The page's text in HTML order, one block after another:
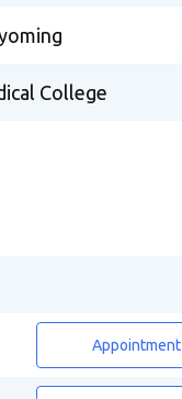
College
Appointment